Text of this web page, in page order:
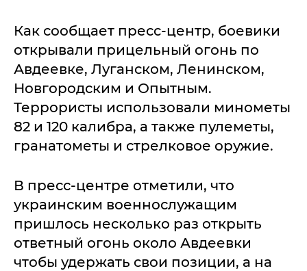
Как сообщает пресс-центр, боевики
открывали прицельный огонь по
Авдеевке, Луганском, Ленинском,
Новгородским и Опытным.
Террористы использовали минометы
82 и 120 калибра, а также пулеметы,
гранатометы и стрелковое оружие.
В пресс-центре отметили, что
украинским военнослужащим
пришлось несколько раз открыть
ответный огонь около Авдеевки
чтобы удержать свои позиции, а на